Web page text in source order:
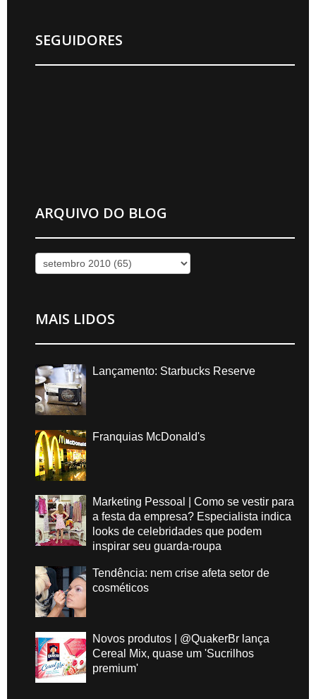
SEGUIDORES
ARQUIVO DO BLOG
MAIS LIDOS
Lançamento: Starbucks Reserve
Franquias McDonald's
Marketing Pessoal | Como se vestir para
a festa da empresa? Especialista indica
looks de celebridades que podem
inspirar seu guarda-roupa
Tendência: nem crise afeta setor de
cosméticos
Novos produtos | @QuakerBr lança
Cereal Mix, quase um 'Sucrilhos
premium'